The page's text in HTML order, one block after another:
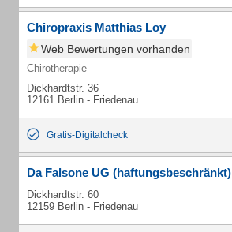
Chiropraxis Matthias Loy
Web Bewertungen vorhanden
Chirotherapie
Dickhardtstr. 36
12161 Berlin - Friedenau
Gratis-Digitalcheck
Da Falsone UG (haftungsbeschränkt)
Dickhardtstr. 60
12159 Berlin - Friedenau